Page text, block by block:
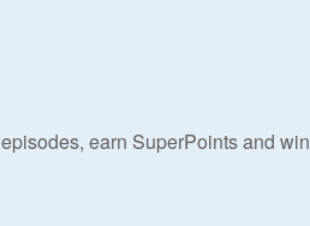
earn SuperPoints and win